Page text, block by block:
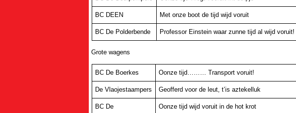
BC DEEN Met onze boot de tijd wijd voruit
BC De Polderbende Professor Einstein waar zunne tijd al wijd voruit!
Grote wagens
BC De Boerkes Oonze tijd……… Transport voruit!
De Vlaojestaampers Geofferd voor de leut, t’is aztekelluk
BC De
Oonze tijd wijd voruit in de hot krot